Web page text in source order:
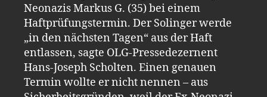
Neonazis Markus G. (35) bei einem
Haftprüfungstermin. Der Solinger werde
„in den nächsten Tagen“ aus der Haft
entlassen, sagte OLG-Pressedezernent
Hans-Joseph Scholten. Einen genauen
Termin wollte er nicht nennen – aus